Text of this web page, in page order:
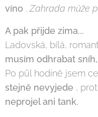
víno . Zahrada může
A pak přijde zima...
Ladovská, bílá,
musím odhrabat
Po půl hodině jsem
stejně nevyjede ,
neprojel ani tank.